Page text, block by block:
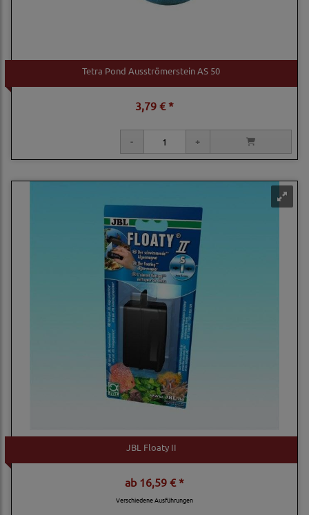
Tetra Pond Ausströmerstein AS 50
3,79 € *
JBL Floaty II
ab16,59 € *
Verschiedene Ausführungen